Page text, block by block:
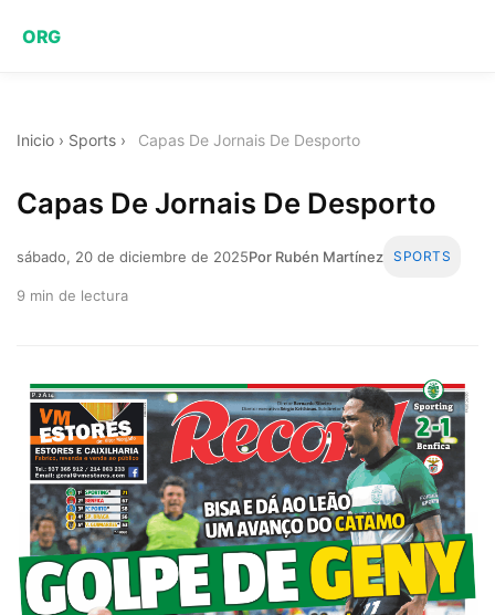
ORG
Inicio › Sports › Capas De Jornais De Desporto
Capas De Jornais De Desporto
sábado, 20 de diciembre de 2025Por Rubén Martínez SPORTS
9 min de lectura